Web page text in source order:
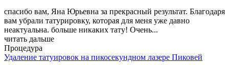
спасибо вам, Яна Юрьевна за прекрасный результат. Благодаря
вам убрали татурировку, которая для меня уже давно
неактуальна. больше никаких тату! Очень...
читать дальше
Процедура
Удаление татуировок на пикосекундном лазере Пиковей